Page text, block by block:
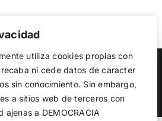
utiliza cookies propias con
ni cede datos de caracter
sin conocimiento. Sin embargo,
a sitios web de terceros con
a DEMOCRACIA
Nacional | All Rights Reserved
Facebook
TwitterInstagram
web, medir su uso y mejorar
aceptar todas las cookies,
o configurar sus preferencias.